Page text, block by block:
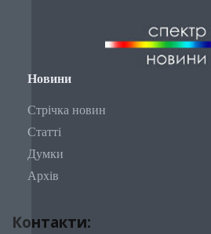
Новини
Стрічка новин
Статті
Думки
Архів
Контакти: